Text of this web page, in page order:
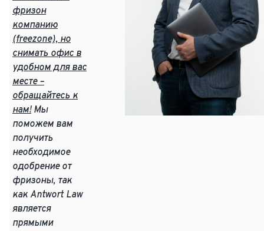
фризон
компанию
(freezone), но
снимать офис в
удобном для вас
месте –
обращайтесь к
нам!Мы
поможем вам
получить
необходимое
одобрение от
фризоны, так
как Antwort Law
является
прямыми